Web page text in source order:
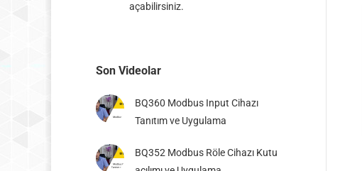
açabilirsiniz.
Son Videolar
BQ360 Modbus Input Cihazı
Tanıtım ve Uygulama
BQ352 Modbus Röle Cihazı Kutu